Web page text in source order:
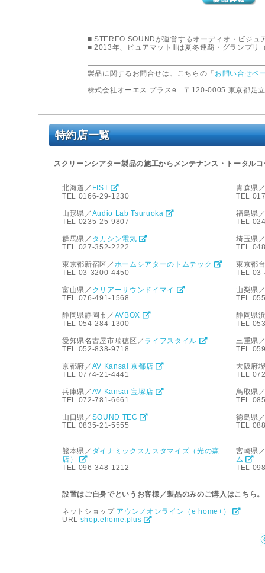
■ STEREO SOUNDが運営するオーディオ・ビジ
■ 2013年、ピュアマットⅢは夏冬連覇・グランプリ
製品に関するお問合せは、こちらの「 お問い合せペ
株式会社オーエス プラスe 〒120-0005 東京都足
特約店一覧
スクリーンシアター製品の施工からメンテナンス・トータル
北海道／ FIST
TEL 0166-29-1230
青森県
TEL
山形県／ Audio Lab Tsuruoka
TEL 0235-25-9807
福島県
TEL
群馬県／ タカシン電気
TEL 027-352-2222
埼玉県
TEL
東京都新宿区／ ホームシアターのトムテック
TEL 03-3200-4450
東京都
TEL
富山県／ クリアーサウンドイマイ
TEL 076-491-1568
山梨県
TEL
静岡県静岡市／ AVBOX
TEL 054-284-1300
静岡県
TEL
愛知県名古屋市瑞穂区／ ライフスタイル
TEL 052-838-9718
三重県
TEL
京都府／ AV Kansai 京都店
TEL 0774-21-4441
大阪府
TEL
兵庫県／ AV Kansai 宝塚店
TEL 072-781-6661
鳥取県
TEL
山口県／ SOUND TEC
TEL 0835-21-5555
徳島県
TEL
熊本県／ ダイナミックスカスタマイズ（光の森
店）
TEL 096-348-1212
宮崎県
ム
TEL
設置はご自身でというお客様／製品のみのご購入はこちら。
ネットショップ アウンノオンライン（e home+）
URL shop.ehome.plus